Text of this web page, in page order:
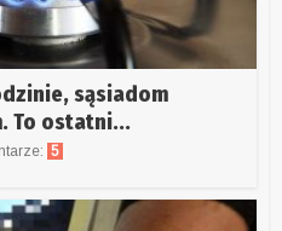
sąsiadom
To ostatni...
5